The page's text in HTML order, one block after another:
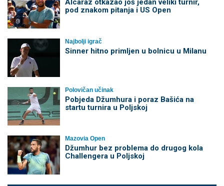
Alcaraz otkazao još jedan veliki turnir,
pod znakom pitanja i US Open
Najbolji igrač
Sinner hitno primljen u bolnicu u Milanu
Polovičan učinak
Pobjeda Džumhura i poraz Bašića na
startu turnira u Poljskoj
Mazovia Open
Džumhur bez problema do drugog kola
Challengera u Poljskoj